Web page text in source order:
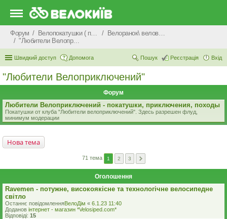
Форум Велопокатушки ( покатеньки), велопоходи, туризм.
Велоранок\ веловечір\ велодень \ велоніч
"Любители Велоприключений"
Швидкий доступ Допомога Вхід
Реєстрація
Пошук
"Любители Велоприключений"
Форум
Любители Велоприключений - покатушки, приключения, походы
Покатушки от клуба "Любители велоприключений". Здесь разрешен флуд,
минимум модерации
Нова тема
71 тема 1 2 3
Оголошення
Ravemen - потужне, високоякісне та технологічне велосипедне
світло
Останнє повідомленняВелоДім « 6.1.23 11:40
Доданов iнтернет - магазин *Velosiped.com*
Відповіді: 15